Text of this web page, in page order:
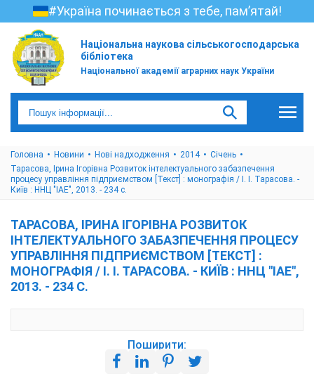
#Україна починається з тебе, пам’ятай!
Національна наукова сільськогосподарська
бібліотека
Національної академії аграрних наук України
Головна Новини Нові надходження 2014
Січень
Тарасова, Ірина Ігорівна Розвиток інтелектуального забазпечення
процесу управління підприємством [Текст] : монографія / І. І. Тарасова. -
Київ : ННЦ "ІАЕ", 2013. - 234 с.
ТАРАСОВА, ІРИНА ІГОРІВНА РОЗВИТОК
ІНТЕЛЕКТУАЛЬНОГО ЗАБАЗПЕЧЕННЯ ПРОЦЕСУ
УПРАВЛІННЯ ПІДПРИЄМСТВОМ [ТЕКСТ] :
МОНОГРАФІЯ / І. І. ТАРАСОВА. - КИЇВ : ННЦ "ІАЕ",
2013. - 234 С.
Поширити: